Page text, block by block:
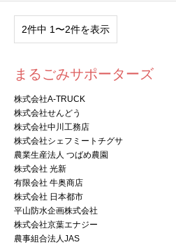
2件中 1〜2件を表示
まるごみサポーターズ
株式会社A-TRUCK
株式会社せんどう
株式会社中川工務店
株式会社シェフミートチグサ
農業生産法人 つばめ農園
株式会社 光新
有限会社 牛奥商店
株式会社 日本都市
平山防水企画株式会社
株式会社京葉エナジー
農事組合法人JAS